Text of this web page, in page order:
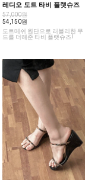
레디오 도트 타비 플랫슈즈
57,000원
54,150원
도트메쉬 원단으로 러블리한 무
드를 더해준 타비 플랫슈즈!